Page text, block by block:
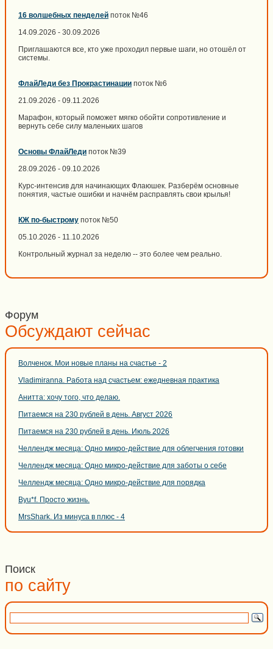
16 волшебных пенделей поток №46
14.09.2026 - 30.09.2026
Приглашаются все, кто уже проходил первые шаги, но отошёл от
системы.
ФлайЛеди без Прокрастинации поток №6
21.09.2026 - 09.11.2026
Марафон, который поможет мягко обойти сопротивление и
вернуть себе силу маленьких шагов
Основы ФлайЛеди поток №39
28.09.2026 - 09.10.2026
Курс-интенсив для начинающих Флаюшек. Разберём основные
понятия, частые ошибки и начнём расправлять свои крылья!
КЖ по-быстрому поток №50
05.10.2026 - 11.10.2026
Контрольный журнал за неделю -- это более чем реально.
Форум
Обсуждают сейчас
Волченок. Мои новые планы на счастье - 2
Vladimiranna. Работа над счастьем: ежедневная практика
Анитта: хочу того, что делаю.
Питаемся на 230 рублей в день. Август 2026
Питаемся на 230 рублей в день. Июль 2026
Челлендж месяца: Одно микро-действие для облегчения готовки
Челлендж месяца: Одно микро-действие для заботы о себе
Челлендж месяца: Одно микро-действие для порядка
Byu*f. Просто жизнь.
MrsShark. Из минуса в плюс - 4
Поиск
по сайту